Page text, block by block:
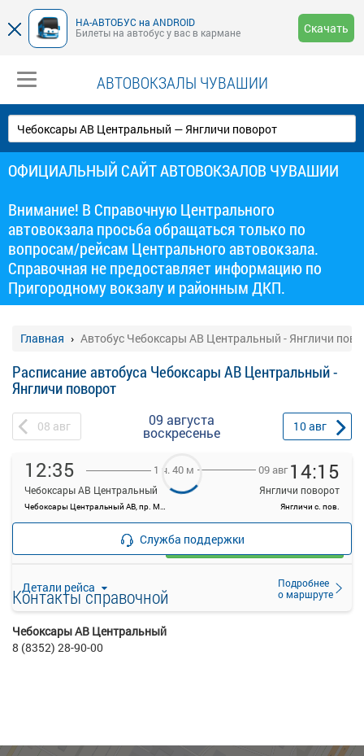
НА-АВТОБУС на ANDROID
Билеты на автобус у вас в кармане
Скачать
АВТОВОКЗАЛЫ ЧУВАШИИ
ОФИЦИАЛЬНЫЙ САЙТ АВТОВОКЗАЛОВ ЧУВАШИИ
Внимание! В Справочную Центрального
автовокзала просьба обращаться только по
вопросам/рейсам Центрального автовокзала.
Справочная не предоставляет информацию по
Пригородному вокзалу и районным ДКП.
Главная Автобус Чебоксары АВ Центральный - Янгличи
Расписание автобуса Чебоксары АВ Центральный -
Янгличи поворот
08 авг 09 августа
воскресенье 10авг
12:35
Чебоксары АВ Центральный
Чебоксары Центральный АВ, пр. Мира, 78, г. Чебоксары
1 ч. 40 м 09 авг 14:15
Янгличи поворот
Янгличи с. пов.
Детали рейса
Подробнее
о маршруте
—
Загрузить цену
Служба поддержки
Контакты справочной
Чебоксары АВ Центральный
8 (8352) 28-90-00